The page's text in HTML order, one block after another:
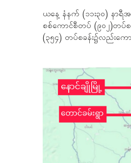
ယနေ့ နံနက် (၁၁း၃၀) နာရီ
စစ်ကောင်စီတပ် (၉၀၂)တပ်စ
(၃၅၄) တပ်စခန်း၌လည်းကေ